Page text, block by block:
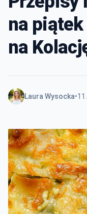
na
na
Laura Wysocka•